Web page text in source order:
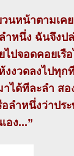
นหน้าตามเค
ำหนึ่ง ฉันจึงป
ไปจอดคอยเ
งวดลงไปทุก
ได้ทีละลำ สอ
อลำหนึ่งว่าป
อง...”